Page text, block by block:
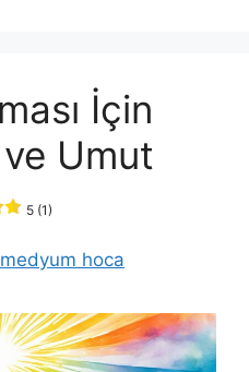
İçin
Umut
5 (1)
medyum hoca